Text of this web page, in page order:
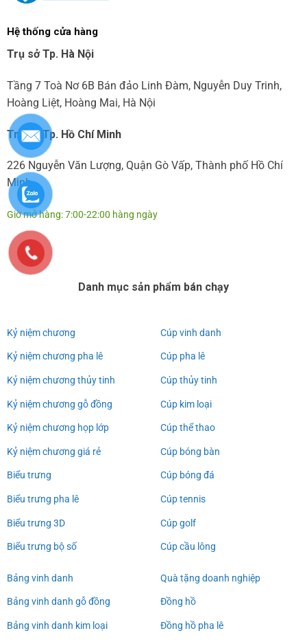
Hệ thống cửa hàng
Trụ sở Tp. Hà Nội
Tầng 7 Toà Nơ 6B Bán đảo Linh Đàm, Nguyễn Duy Trinh,
Hoàng Liệt, Hoàng Mai, Hà Nội
Trụ sở Tp. Hồ Chí Minh
226 Nguyễn Văn Lượng, Quận Gò Vấp, Thành phố Hồ Chí
Minh
Giờ mở hàng: 7:00-22:00 hàng ngày
Danh mục sản phẩm bán chạy
Kỷ niệm chương
Kỷ niệm chương pha lê
Kỷ niệm chương thủy tinh
Kỷ niệm chương gỗ đồng
Kỷ niệm chương họp lớp
Kỷ niệm chương giá rẻ
Biểu trưng
Biểu trưng pha lê
Biểu trưng 3D
Biểu trưng bộ số
Cúp vinh danh
Cúp pha lê
Cúp thủy tinh
Cúp kim loại
Cúp thể thao
Cúp bóng bàn
Cúp bóng đá
Cúp tennis
Cúp golf
Cúp cầu lông
Bảng vinh danh
Bảng vinh danh gỗ đồng
Bảng vinh danh kim loại
Quà tặng doanh nghiệp
Đồng hồ
Đồng hồ pha lê